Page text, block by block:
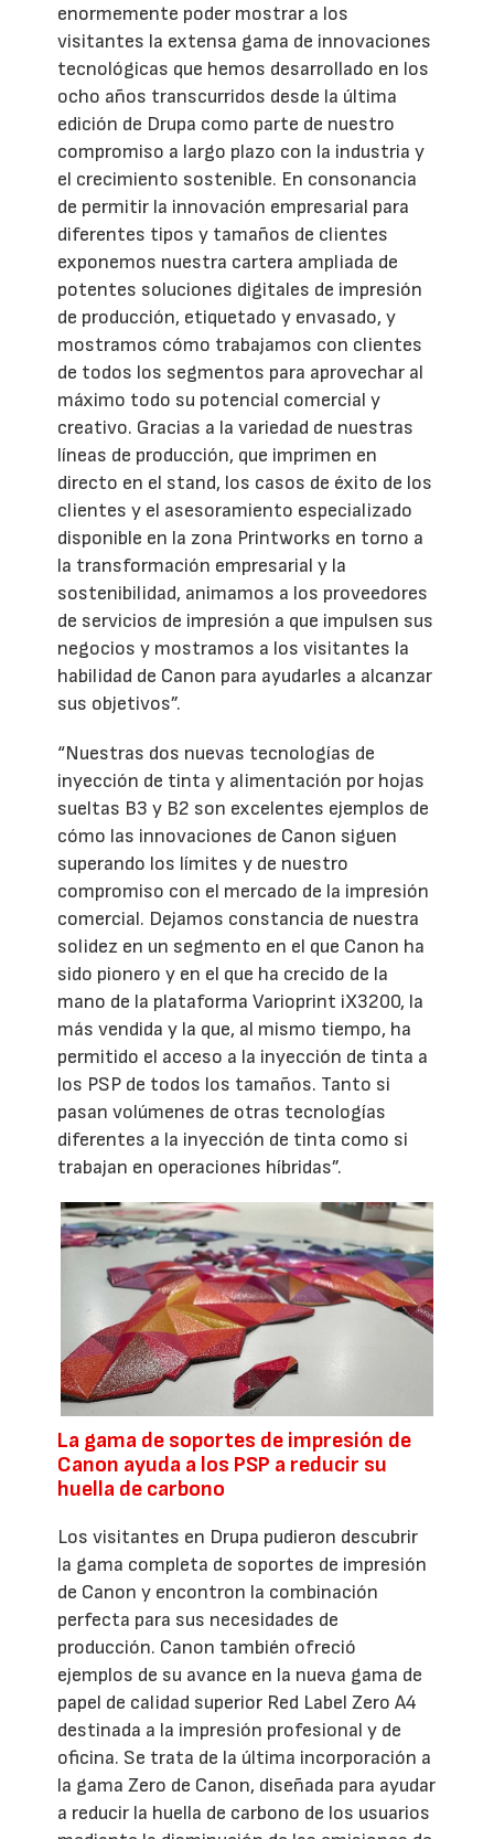
enormemente poder mostrar a los
visitantes la extensa gama de innovaciones
tecnológicas que hemos desarrollado en los
ocho años transcurridos desde la última
edición de Drupa como parte de nuestro
compromiso a largo plazo con la industria y
el crecimiento sostenible. En consonancia
de permitir la innovación empresarial para
diferentes tipos y tamaños de clientes
exponemos nuestra cartera ampliada de
potentes soluciones digitales de impresión
de producción, etiquetado y envasado, y
mostramos cómo trabajamos con clientes
de todos los segmentos para aprovechar al
máximo todo su potencial comercial y
creativo. Gracias a la variedad de nuestras
líneas de producción, que imprimen en
directo en el stand, los casos de éxito de los
clientes y el asesoramiento especializado
disponible en la zona Printworks en torno a
la transformación empresarial y la
sostenibilidad, animamos a los proveedores
de servicios de impresión a que impulsen sus
negocios y mostramos a los visitantes la
habilidad de Canon para ayudarles a alcanzar
sus objetivos”.
“Nuestras dos nuevas tecnologías de
inyección de tinta y alimentación por hojas
sueltas B3 y B2 son excelentes ejemplos de
cómo las innovaciones de Canon siguen
superando los límites y de nuestro
compromiso con el mercado de la impresión
comercial. Dejamos constancia de nuestra
solidez en un segmento en el que Canon ha
sido pionero y en el que ha crecido de la
mano de la plataforma Varioprint iX3200, la
más vendida y la que, al mismo tiempo, ha
permitido el acceso a la inyección de tinta a
los PSP de todos los tamaños. Tanto si
pasan volúmenes de otras tecnologías
diferentes a la inyección de tinta como si
trabajan en operaciones híbridas”.
La gama de soportes de impresión de
Canon ayuda a los PSP a reducir su
huella de carbono
Los visitantes en Drupa pudieron descubrir
la gama completa de soportes de impresión
de Canon y encontron la combinación
perfecta para sus necesidades de
producción. Canon también ofreció
ejemplos de su avance en la nueva gama de
papel de calidad superior Red Label Zero A4
destinada a la impresión profesional y de
oficina. Se trata de la última incorporación a
la gama Zero de Canon, diseñada para ayudar
a reducir la huella de carbono de los usuarios